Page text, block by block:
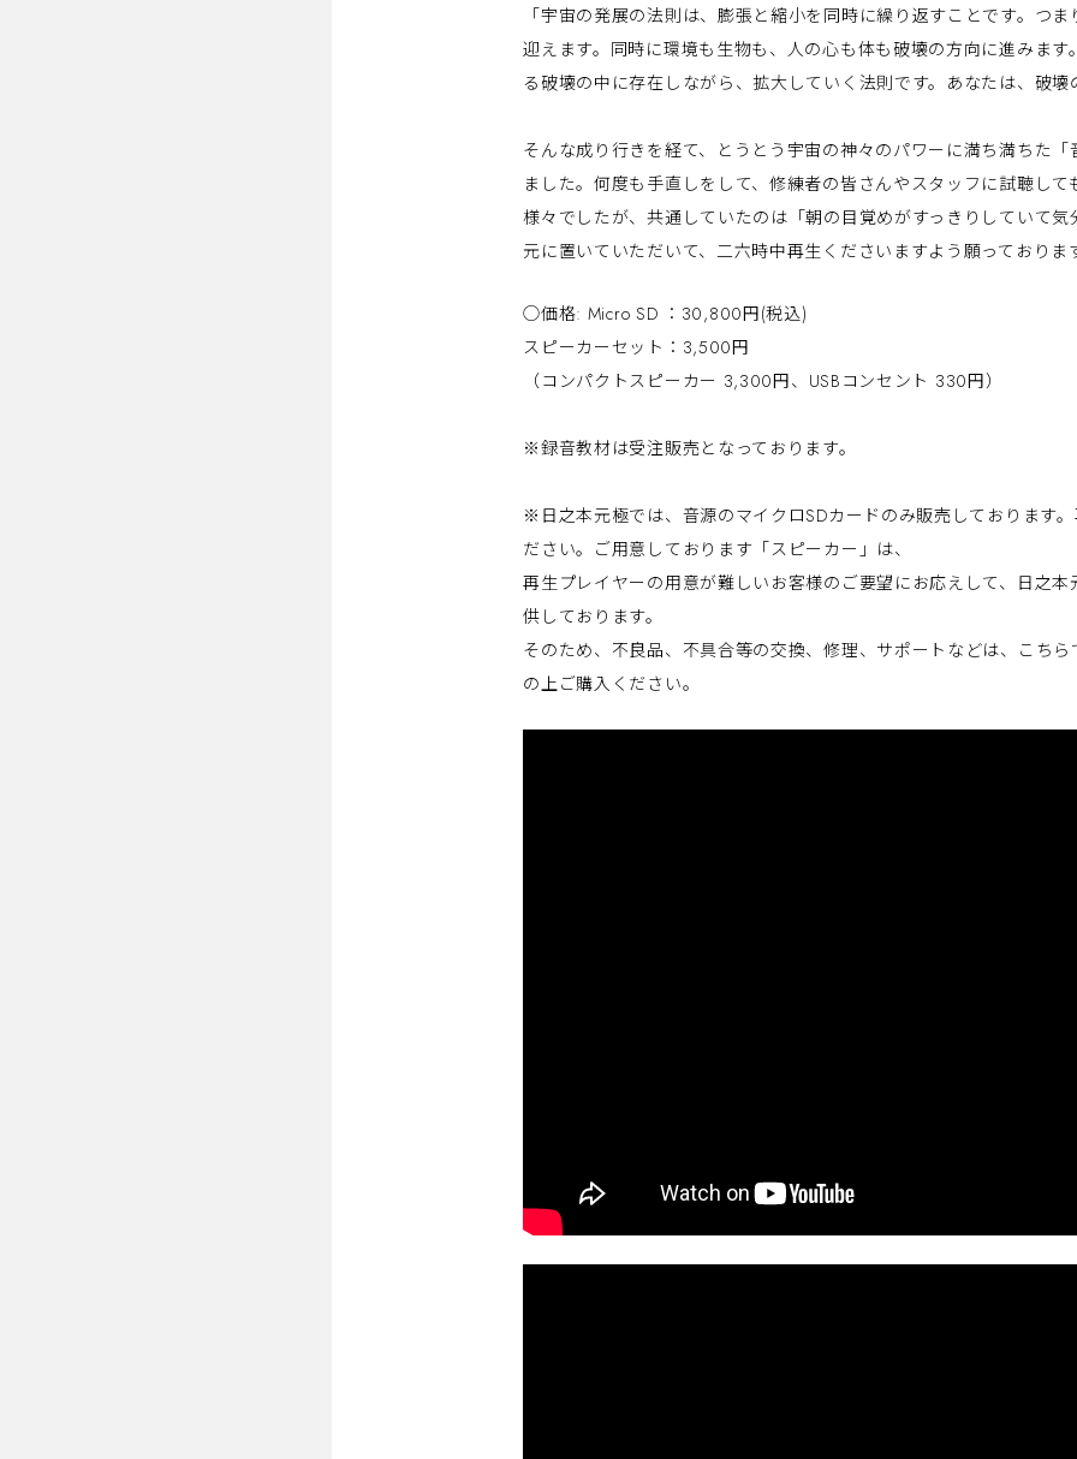
「宇宙の発展の法則は、膨張と縮小を同時に繰り返すことです。つ
迎えます。同時に環境も生物も、人の心も体も破壊の方向に進みま
る破壊の中に存在しながら、拡大していく法則です。あなたは、破
そんな成り行きを経て、とうとう宇宙の神々のパワーに満ち満ちた
ました。何度も手直しをして、修練者の皆さんやスタッフに試聴し
様々でしたが、共通していたのは「朝の目覚めがすっきりしていて
元に置いていただいて、二六時中再生くださいますよう願っており
◯価格: Micro SD ：30,800円(税込)
スピーカーセット：3,500円
（コンパクトスピーカー 3,300円、USBコンセント 330円）
※録音教材は受注販売となっております。
※日之本元極では、音源のマイクロSDカードのみ販売しております
ださい。ご用意しております「スピーカー」は、
再生プレイヤーの用意が難しいお客様のご要望にお応えして、日之
供しております。
そのため、不良品、不具合等の交換、修理、サポートなどは、こち
の上ご購入ください。